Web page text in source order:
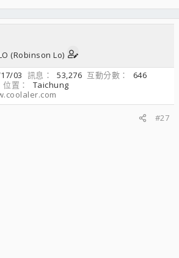
(Robinson Lo)
03 訊息 53,276 互動分數
646
位置
Taichung
#27